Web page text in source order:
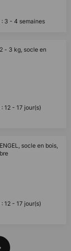
3 - 4 semaines
- 3 kg, socle en
12 - 17 jour(s)
socle en bois,
12 - 17 jour(s)